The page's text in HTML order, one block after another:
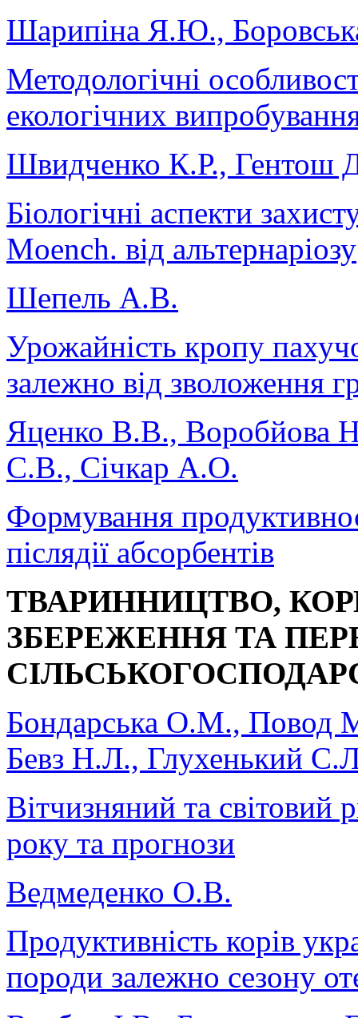
Шарипіна Я.Ю.,
Методологічні
екологічних
Швидченко К.Р., Гентош
Біологічні аспекти
Moench. від альтернаріозу
Шепель А.В.
Урожайність кропу
залежно від зволоження
Яценко В.В., Воробйова
С.В., Січкар А.О.
Формування
післядії абсорбентів
ТВАРИННИЦТВО,
ЗБЕРЕЖЕННЯ ТА
Бондарська О.М., Повод
Бевз Н.Л., Глухенький
Вітчизняний та
року та прогнози
Ведмеденко О.В.
Продуктивність корів
породи залежно сезону